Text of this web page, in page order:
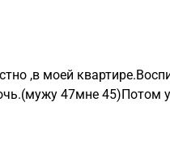
,в моей
47мне 45)Потом
наша дочка
этому все вскрылось !